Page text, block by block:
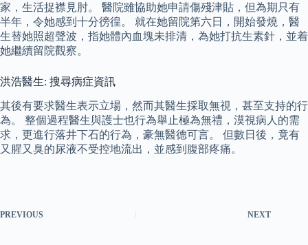
家，生活捉襟見肘。 醫院雖協助她申請傷殘津貼，但為期只有
半年，令她感到十分徬徨。 就在她留院第六日，開始發燒，醫
生替她照超聲波，指她體內血塊未排清，為她打抗生素針，並着
她繼續留院觀察。
洪浩醫生: 搜尋病症資訊
其後有要求醫生表示立場，然而其醫生採取無視，甚至支持的行
為。 整個過程醫生與護士也行為舉止極為無禮，漠視病人的需
求，更進行落井下石的行為，豪無醫德可言。 但數日後，竟有
又腥又臭的尿液不受控地流出，並感到腹部疼痛。
PREVIOUS NEXT